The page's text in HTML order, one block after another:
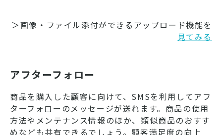
＞画像・ファイル添付ができるアップロード機能を
見てみる
アフターフォロー
商品を購入した顧客に向けて、SMSを利用してアフ
ターフォローのメッセージが送れます。商品の使用
方法やメンテナンス情報のほか、類似商品のおすす
めなども共有できるでしょう。顧客満足度の向上